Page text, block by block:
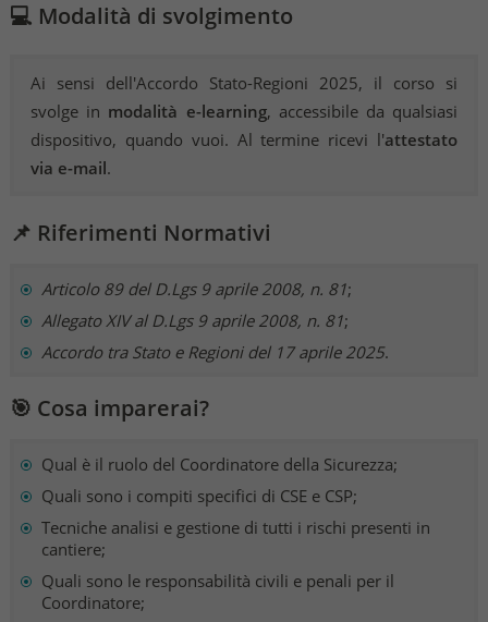
💻 Modalità di svolgimento
Ai sensi dell'Accordo Stato-Regioni 2025, il corso si
svolge in modalità e-learning, accessibile da qualsiasi
dispositivo, quando vuoi. Al termine ricevi l'attestato
via e-mail.
📌 Riferimenti Normativi
Articolo 89 del D.Lgs 9 aprile 2008, n. 81;
Allegato XIV al D.Lgs 9 aprile 2008, n. 81;
Accordo tra Stato e Regioni del 17 aprile 2025.
🎯 Cosa imparerai?
Qual è il ruolo del Coordinatore della Sicurezza;
Quali sono i compiti specifici di CSE e CSP;
Tecniche analisi e gestione di tutti i rischi presenti in
cantiere;
Quali sono le responsabilità civili e penali per il
Coordinatore;